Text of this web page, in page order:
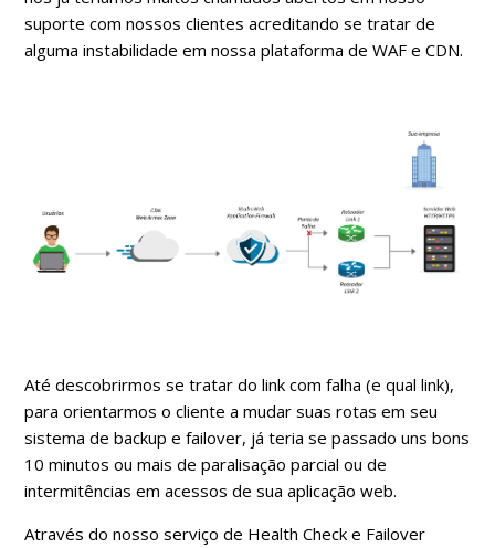
suporte com nossos clientes acreditando se tratar de
alguma instabilidade em nossa plataforma de WAF e CDN.
Até descobrirmos se tratar do link com falha (e qual link),
para orientarmos o cliente a mudar suas rotas em seu
sistema de backup e failover, já teria se passado uns bons
10 minutos ou mais de paralisação parcial ou de
intermitências em acessos de sua aplicação web.
Através do nosso serviço de Health Check e Failover